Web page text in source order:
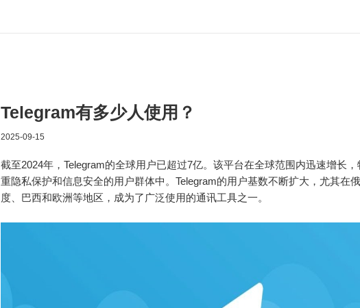
Telegram有多少人使用？
2025-09-15
截至2024年，Telegram的全球用户已超过7亿。该平台在全球范围内迅速增长
重隐私保护和信息安全的用户群体中。Telegram的用户基数不断扩大，尤其在
度、巴西和欧洲等地区，成为了广泛使用的通讯工具之一。